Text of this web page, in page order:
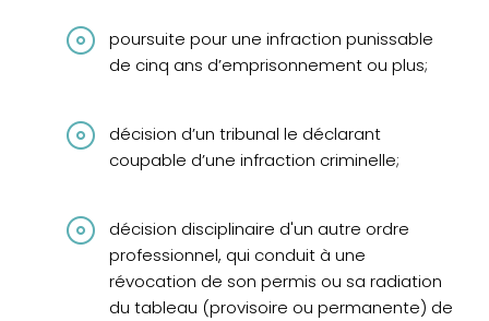
poursuite pour une infraction punissable
de cinq ans d’emprisonnement ou plus;
décision d’un tribunal le déclarant
coupable d’une infraction criminelle;
décision disciplinaire d'un autre ordre
professionnel, qui conduit à une
révocation de son permis ou sa radiation
du tableau (provisoire ou permanente) de